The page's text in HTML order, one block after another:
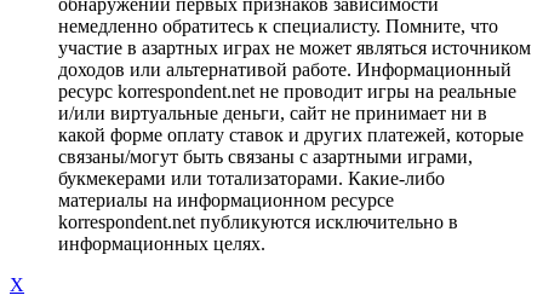
немедленно обратитесь к специалисту. Помните, что
участие в азартных играх не может являться источником
доходов или альтернативой работе. Информационный
ресурс korrespondent.net не проводит игры на реальные
и/или виртуальные деньги, сайт не принимает ни в
какой форме оплату ставок и других платежей, которые
связаны/могут быть связаны с азартными играми,
букмекерами или тотализаторами. Какие-либо
материалы на информационном ресурсе
korrespondent.net публикуются исключительно в
информационных целях.
X